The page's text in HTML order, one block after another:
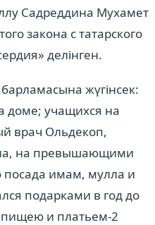
Садреддина Мухамет
закона с татарского
делінген.
жүгінсек:
доме; учащихся на
врач Ольдекоп,
на превышающими
посада имам, мулла и
подарками в год до
пищею и платьем-2